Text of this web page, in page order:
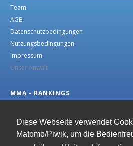
Diese Webseite verwendet
Matomo/Piwik, um die
Team
AGB
Datenschutzbedingungen
Nutzungsbedingungen
Impressum
Unser Anwalt
MMA - RANKINGS